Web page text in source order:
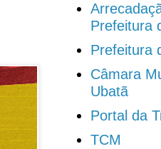
Prefeitura
Prefeitura
Câmara
Ubatã
Portal da
TCM